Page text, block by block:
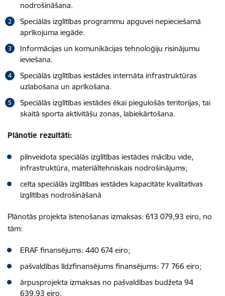
nodrošināšana.
Speciālās izglītības programmu apguvei nepieciešamā
aprīkojuma iegāde.
Informācijas un komunikācijas tehnoloģiju risinājumu
ieviešana.
Speciālās izglītības iestādes internāta infrastruktūras
uzlabošana un aprīkošana.
Speciālās izglītības iestādes ēkai piegulošās teritorijas, tai
skaitā sporta aktivitāšu zonas, labiekārtošana.
Plānotie rezultāti:
pilnveidota speciālās izglītības iestādes mācību vide,
infrastruktūra, materiāltehniskais nodrošinājums;
celta speciālās izglītības iestādes kapacitāte kvalitatīvas
izglītības nodrošināšanā
Plānotās projekta īstenošanas izmaksas: 613 079,93 eiro, no
tām:
ERAF finansējums: 440 674 eiro;
pašvaldības līdzfinansējums finansējums: 77 766 eiro;
ārpusprojekta izmaksas no pašvaldības budžeta 94
639,93 eiro.